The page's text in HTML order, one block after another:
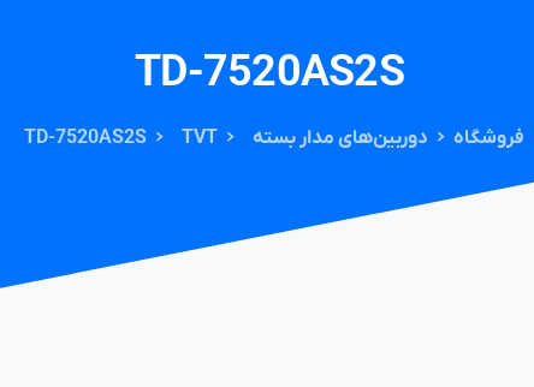
TD-7520AS2S
فروشگاه دوربین‌های مدار بسته TVT
TD-7520AS2S